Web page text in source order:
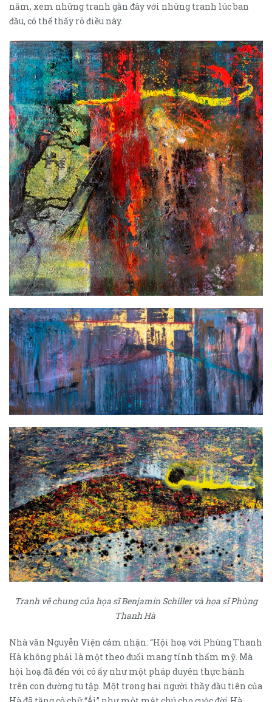
năm, xem những tranh gần đây với những tranh lúc ban
đầu, có thể thấy rõ điều này.
Tranh vẽ chung của họa sĩ Benjamin Schiller và họa sĩ Phùng
Thanh Hà
Nhà văn Nguyễn Viện cảm nhận: “Hội hoạ với Phùng Thanh
Hà không phải là một theo đuổi mang tính thẩm mỹ. Mà
hội hoạ đã đến với cô ấy như một pháp duyên thực hành
trên con đường tu tập. Một trong hai người thầy đầu tiên của